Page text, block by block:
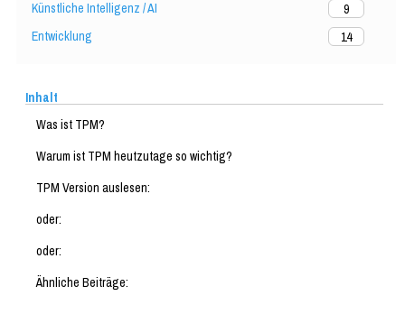
Künstliche Intelligenz / AI
9
Entwicklung
14
Inhalt
Was ist TPM?
Warum ist TPM heutzutage so wichtig?
TPM Version auslesen:
oder:
oder:
Ähnliche Beiträge: